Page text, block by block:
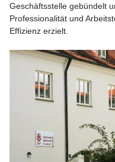
Geschäftsstelle gebündelt
Professionalität und
Effizienz erzielt.